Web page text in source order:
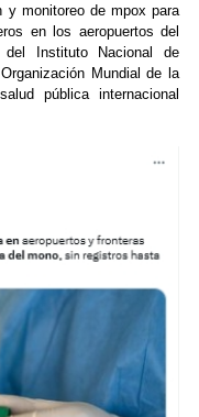
y monitoreo de mpox para
en los aeropuertos del
del Instituto Nacional de
Mundial de la
pública internacional